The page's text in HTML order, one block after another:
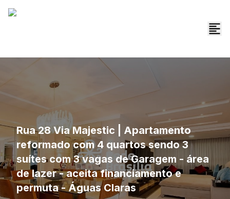
Rua 28 Via Majestic | Apartamento
reformado com 4 quartos sendo 3
suítes com 3 vagas de Garagem - área
de lazer - aceita financiamento e
permuta - Águas Claras